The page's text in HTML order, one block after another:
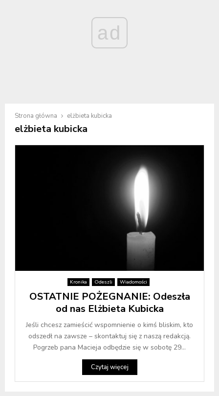
ad
Strona główna elżbieta kubicka
elżbieta kubicka
Kronika Odeszli Wiadomości
OSTATNIE POŻEGNANIE: Odeszła
od nas Elżbieta Kubicka
Jeśli chcesz zamieścić wspomnienie o kimś bliskim, kto
odszedł na zawsze – skontaktuj się z naszą redakcją.
Pogrzeb pana Macieja odbędzie się w sobotę 29...
Czytaj więcej